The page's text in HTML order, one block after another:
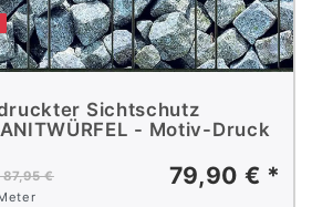
Sichtschutz
- Motiv-Druck
87,95 € 79,90 € *